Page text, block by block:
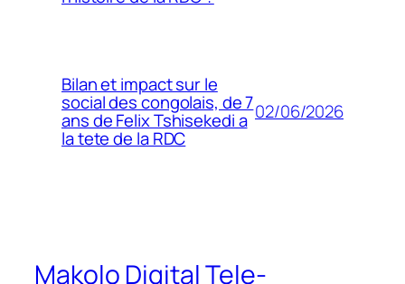
Bilan et impact sur le
social des congolais, de 7
ans de Felix Tshisekedi a
la tete de la RDC
02/06/2026
Makolo Digital Tele-